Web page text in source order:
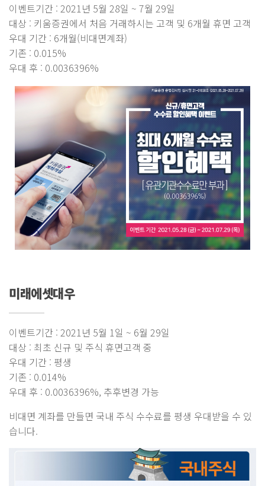
이벤트기간 : 2021년 5월 28일 ~ 7월 29일
대상 : 키움증권에서 처음 거래하시는 고객 및 6개월 휴면 고객
우대 기간 : 6개월(비대면계좌)
기존 : 0.015%
우대 후 : 0.0036396%
미래에셋대우
이벤트기간 : 2021년 5월 1일 ~ 6월 29일
대상 : 최초 신규 및 주식 휴면고객 중
우대 기간 : 평생
기존 : 0.014%
우대 후 : 0.0036396%, 추후변경 가능
비대면 계좌를 만들면 국내 주식 수수료를 평생 우대받을 수 있
습니다.